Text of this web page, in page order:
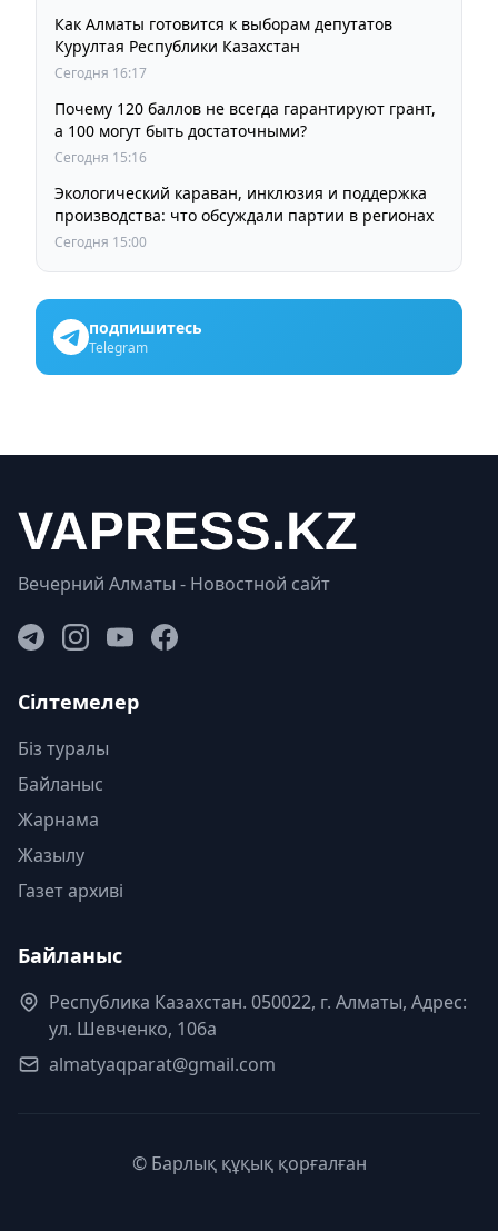
Как Алматы готовится к выборам депутатов
Курултая Республики Казахстан
Сегодня 16:17
Почему 120 баллов не всегда гарантируют грант,
а 100 могут быть достаточными?
Сегодня 15:16
Экологический караван, инклюзия и поддержка
производства: что обсуждали партии в регионах
Сегодня 15:00
подпишитесь
Telegram
Вечерний Алматы - Новостной сайт
Сілтемелер
Біз туралы
Байланыс
Жарнама
Жазылу
Газет архиві
Байланыс
Республика Казахстан. 050022, г. Алматы, Адрес:
ул. Шевченко, 106а
almatyaqparat@gmail.com
© Барлық құқық қорғалған